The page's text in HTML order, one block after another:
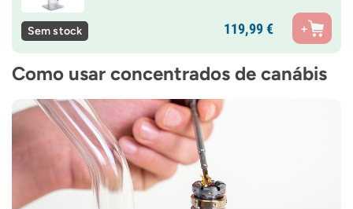
Sem stock 119,99€
Como usar concentrados de canábis